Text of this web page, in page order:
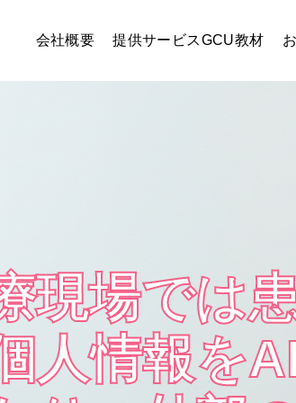
会社概要 提供サービスGCU教材
現場では
人情報を